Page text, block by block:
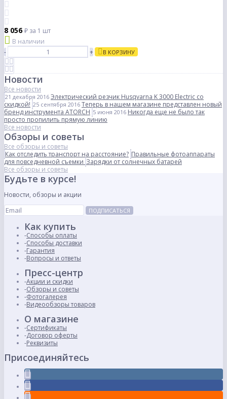
8 056₽ за 1 шт
В наличии
-
+ В КОРЗИНУ
Новости
Все новости
21 декабря 2016 Электрический резчик Husqvarna K 3000 Electric со
скидкой! 25 сентября 2016 Теперь в нашем магазине представлен новый
бренд инструмента ATORCH 5 июня 2016 Никогда еще не было так
просто пропилить прямую линию
Все новости
Обзоры и советы
Все обзоры и советы
Как отследить транспорт на расстояние? Правильные фотоаппараты
для повседневной съемки Зарядки от солнечных батарей
Все обзоры и советы
Будьте в курсе!
Новости, обзоры и акции
ПОДПИСАТЬСЯ
Как купить
Способы оплаты
Способы доставки
Гарантия
Вопросы и ответы
Пресс-центр
Акции и скидки
Обзоры и советы
Фотогалерея
Видеообзоры товаров
О магазине
Сертификаты
Договор оферты
Реквизиты
Присоединяйтесь